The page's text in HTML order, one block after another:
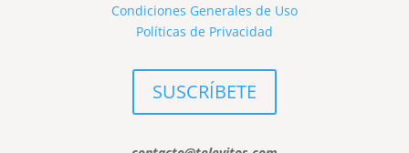
Condiciones Generales de Uso
Políticas de Privacidad
SUSCRÍBETE